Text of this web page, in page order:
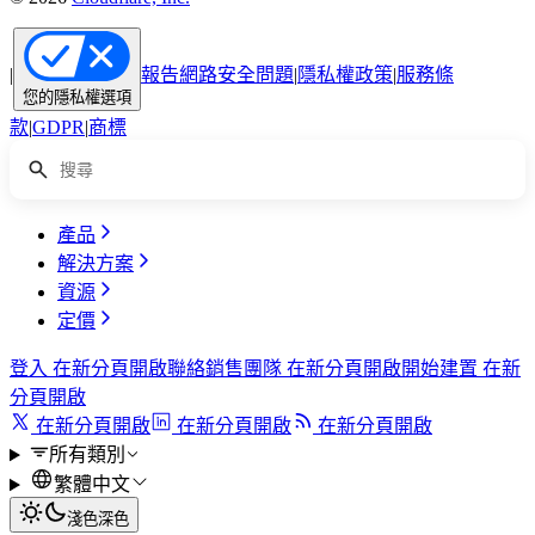
|
您的隱私權選項
報告網路安全問題|隱私權政策|服務條
款|GDPR|商標
產品
解決方案
資源
定價
登入 在新分頁開啟聯絡銷售團隊 在新分頁開啟開始建置 在新
分頁開啟
在新分頁開啟
在新分頁開啟
在新分頁開啟
所有類別
繁體中文
淺色深色